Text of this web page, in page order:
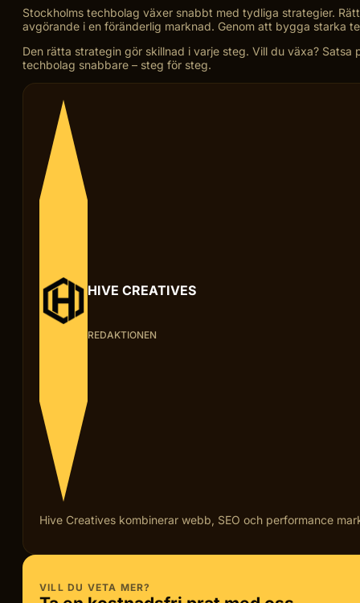
Stockholms techbolag växer snabbt med tydliga strategier.
avgörande i en föränderlig marknad. Genom att bygga starka
Den rätta strategin gör skillnad i varje steg. Vill du växa?
techbolag snabbare – steg för steg.
HIVE CREATIVES
REDAKTIONEN
Hive Creatives kombinerar webb, SEO och performance
VILL DU VETA MER?